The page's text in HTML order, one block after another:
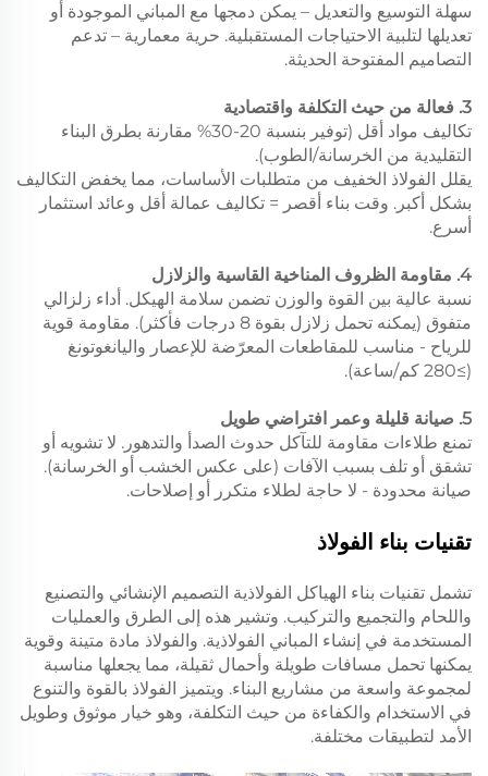
سهلة التوسيع والتعديل – يمكن دمجها مع المباني الموجودة أو
تعديلها لتلبية الاحتياجات المستقبلية. حرية معمارية – تدعم
التصاميم المفتوحة الحديثة.
3. فعالة من حيث التكلفة واقتصادية
تكاليف مواد أقل (توفير بنسبة 20-30% مقارنة بطرق البناء
التقليدية من الخرسانة/الطوب).
يقلل الفولاذ الخفيف من متطلبات الأساسات، مما يخفض التكاليف
بشكل أكبر. وقت بناء أقصر = تكاليف عمالة أقل وعائد استثمار
أسرع.
4. مقاومة الظروف المناخية القاسية والزلازل
نسبة عالية بين القوة والوزن تضمن سلامة الهيكل. أداء زلزالي
متفوق (يمكنه تحمل زلازل بقوة 8 درجات فأكثر). مقاومة قوية
للرياح - مناسب للمقاطعات المعرّضة للإعصار واليانغوتونغ
(≥280 كم/ساعة).
5. صيانة قليلة وعمر افتراضي طويل
تمنع طلاءات مقاومة للتآكل حدوث الصدأ والتدهور. لا تشويه أو
تشقق أو تلف بسبب الآفات (على عكس الخشب أو الخرسانة).
صيانة محدودة - لا حاجة لطلاء متكرر أو إصلاحات.
تقنيات بناء الفولاذ
تشمل تقنيات بناء الهياكل الفولاذية التصميم الإنشائي والتصنيع
واللحام والتجميع والتركيب. وتشير هذه إلى الطرق والعمليات
المستخدمة في إنشاء المباني الفولاذية. والفولاذ مادة متينة وقوية
يمكنها تحمل مسافات طويلة وأحمال ثقيلة، مما يجعلها مناسبة
لمجموعة واسعة من مشاريع البناء. ويتميز الفولاذ بالقوة والتنوع
في الاستخدام والكفاءة من حيث التكلفة، وهو خيار موثوق وطويل
الأمد لتطبيقات مختلفة.